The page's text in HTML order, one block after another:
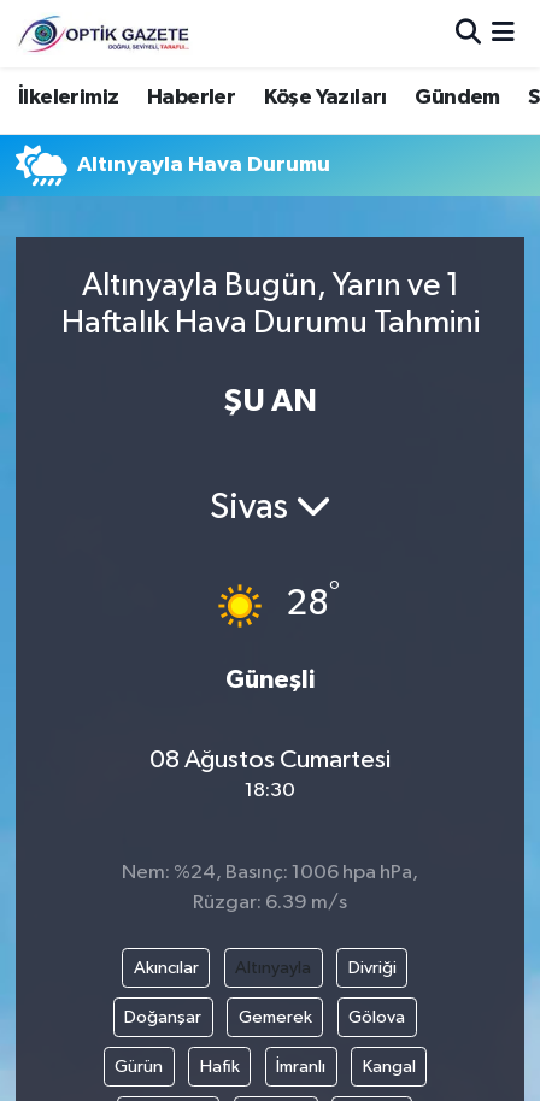
İlkelerimiz Haberler Köşe Yazıları Gündem
Altınyayla Hava Durumu
Altınyayla Bugün, Yarın ve 1
Haftalık Hava Durumu Tahmini
ŞU AN
Sivas
28°
Güneşli
08 Ağustos Cumartesi
18:30
Nem: %24, Basınç: 1006 hpa hPa,
Rüzgar: 6.39 m/s
Akıncılar Altınyayla Divriği
Doğanşar Gemerek Gölova
Gürün Hafik İmranlı Kangal
Nöbetçi Eczaneler
Hava Durumu
Trafik Durumu
Süper Lig Puan Durumu ve Fikstür